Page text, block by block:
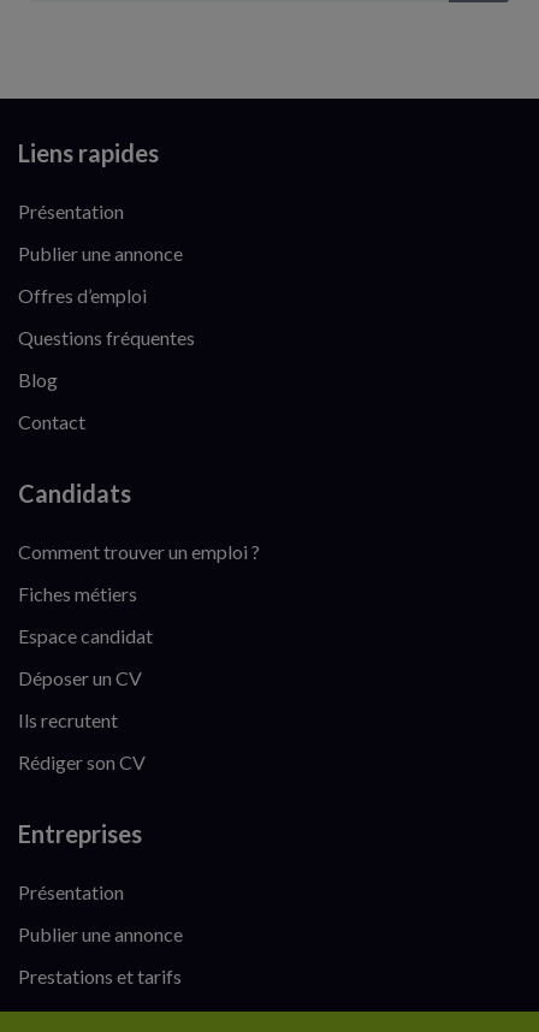
Liens rapides
Présentation
Publier une annonce
Offres d’emploi
Questions fréquentes
Blog
Contact
Candidats
Comment trouver un emploi ?
Fiches métiers
Espace candidat
Déposer un CV
Ils recrutent
Rédiger son CV
Entreprises
Présentation
Publier une annonce
Prestations et tarifs